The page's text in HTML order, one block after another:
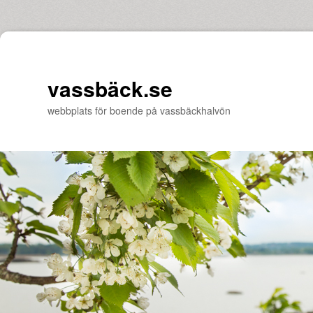
vassbäck.se
webbplats för boende på vassbäckhalvön